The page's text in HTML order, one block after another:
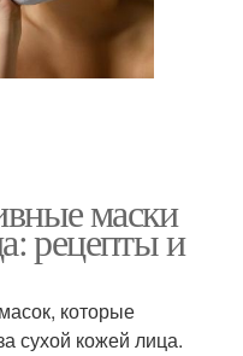
маски
рецепты и
которые
сухой кожей лица.